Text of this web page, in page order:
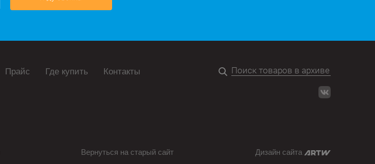
Прайс Где купить Контакты
Вернуться на старый сайт Дизайн сайта